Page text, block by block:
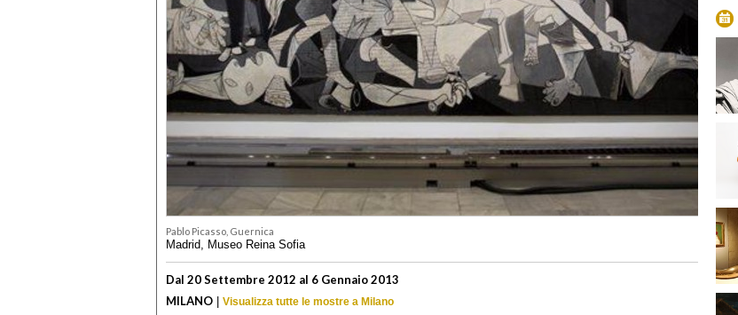
Pablo Picasso, Guernica
Madrid, Museo Reina Sofia
Dal 20 Settembre 2012 al 6 Gennaio 2013
MILANO | Visualizza tutte le mostre a Milano